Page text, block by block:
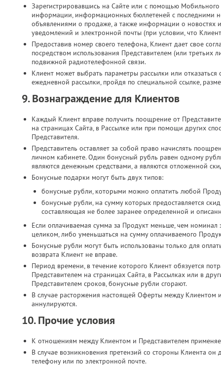
Зарегистрировавшись на Сайте или с помощью
информации, информационных бюллетеней с последними
объявлениями о продаже, а также информации о новостях
уведомлений и электронной почты (при условии, что
Предоставив номер своего телефона, Клиент дает свое
посредством использования Представителем (или
подвижной радиотелефонной связи.​
Клиент может выбрать параметры рассылки или
ежедневной рассылки, пройдя по специальной ссылке,
9. Вознаграждение для Клиентов
Каждый Клиент вправе получить поощрение от
на страницах Сайта, в Рассылке или при помощи других
Представителя.
Представитель оставляет за собой право начислять
личном кабинете. Один бонусный рубль равен одному
являются денежным средствами, а являются отложенной
Бонусные подарки могут быть двух типов:
бонусные рубли, которыми можно оплатить любой
бонусные рубли, на сумму которых предоставляется
составляющая не более заранее определенной и
Если оплачиваемая сумма за Продукт меньше, чем
целиком, либо уменьшаться на сумму оплачиваемого
Бонусные рубли могут быть использованы только для
возврата Клиент не вправе.
Период времени, в течение которого Клиент обязуется
Представителем на страницах Сайта, в Рассылках или в
Представителем сроков, бонусные рубли сгорают.
В случае расторжения настоящей Оферты между Клиентом
аннулируются.
10. Прочие условия
К отношениям между Клиентом и Представителем
В случае возникновения претензий со стороны Клиента
телефону или по электронной почте.